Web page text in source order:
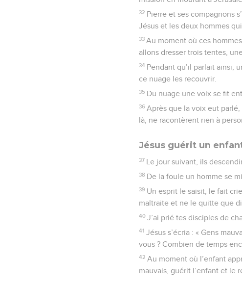
32 Pierre et ses compagnons
Jésus et les deux hommes
33 Au moment où ces
allons dresser trois tentes,
34 Pendant qu’il parlait ainsi,
ce nuage les recouvrir.
35 Du nuage une voix se fit
36 Après que la voix eut
là, ne racontèrent rien à
Jésus guérit un
37 Le jour suivant, ils
38 De la foule un homme se
39 Un esprit le saisit, le fait
maltraite et ne le quitte que
40 J’ai prié tes disciples de
41 Jésus s’écria : « Gens
vous ? Combien de temps
42 Au moment où l’enfant
mauvais, guérit l’enfant et le